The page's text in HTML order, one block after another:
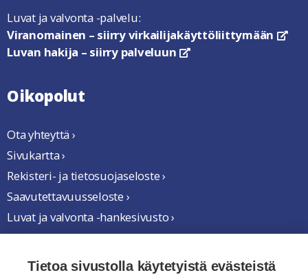
Luvat ja valvonta -palvelu:
Viranomainen – siirry virkailijakäyttöliittymään
Luvan hakija – siirry palveluun linkki avautuu uuteen
Oikopolut
Ota yhteyttä ›
Sivukartta ›
Rekisteri- ja tietosuojaseloste ›
Saavutettavuusseloste ›
Luvat ja valvonta -hankesivusto ›
Tietoa sivustolla käytetyistä evästeistä